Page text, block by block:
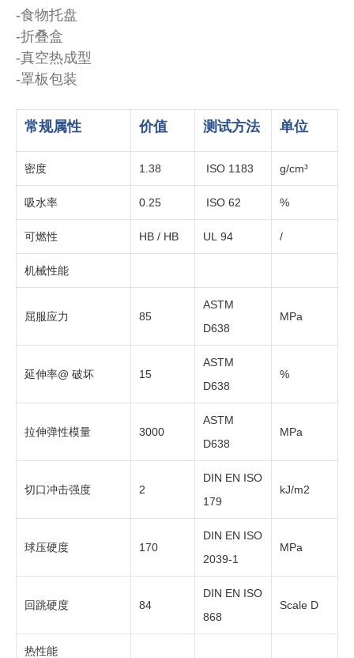
-食物托盘
-折叠盒
-真空热成型
-罩板包装
常规属性 价值 测试方法 单位
密度 1.38 ISO 1183 g/cm³
吸水率 0.25 ISO 62 %
可燃性 HB / HB UL 94 /
机械性能
屈服应力 85
ASTM
D638
MPa
延伸率@ 破坏 15
ASTM
D638
%
拉伸弹性模量 3000
ASTM
D638
MPa
切口冲击强度 2
DIN EN ISO
179
kJ/m2
球压硬度 170
DIN EN ISO
2039-1
MPa
回跳硬度 84
DIN EN ISO
868
Scale D
热性能